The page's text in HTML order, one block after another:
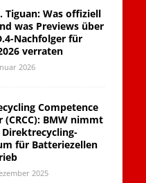
Tiguan: Was offiziell
was Previews über
Nachfolger für
verraten
2026
Competence
(CRCC): BMW nimmt
Direktrecycling-
für Batteriezellen
2025